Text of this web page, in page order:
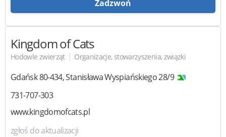
Zadzwoń
Kingdom of Cats
Hodowle zwierząt | Organizacje, stowarzyszenia, związki
Gdańsk80-434,Stanisława Wyspiańskiego 28/9
731-707-303
www.kingdomofcats.pl
zgłoś do aktualizacji